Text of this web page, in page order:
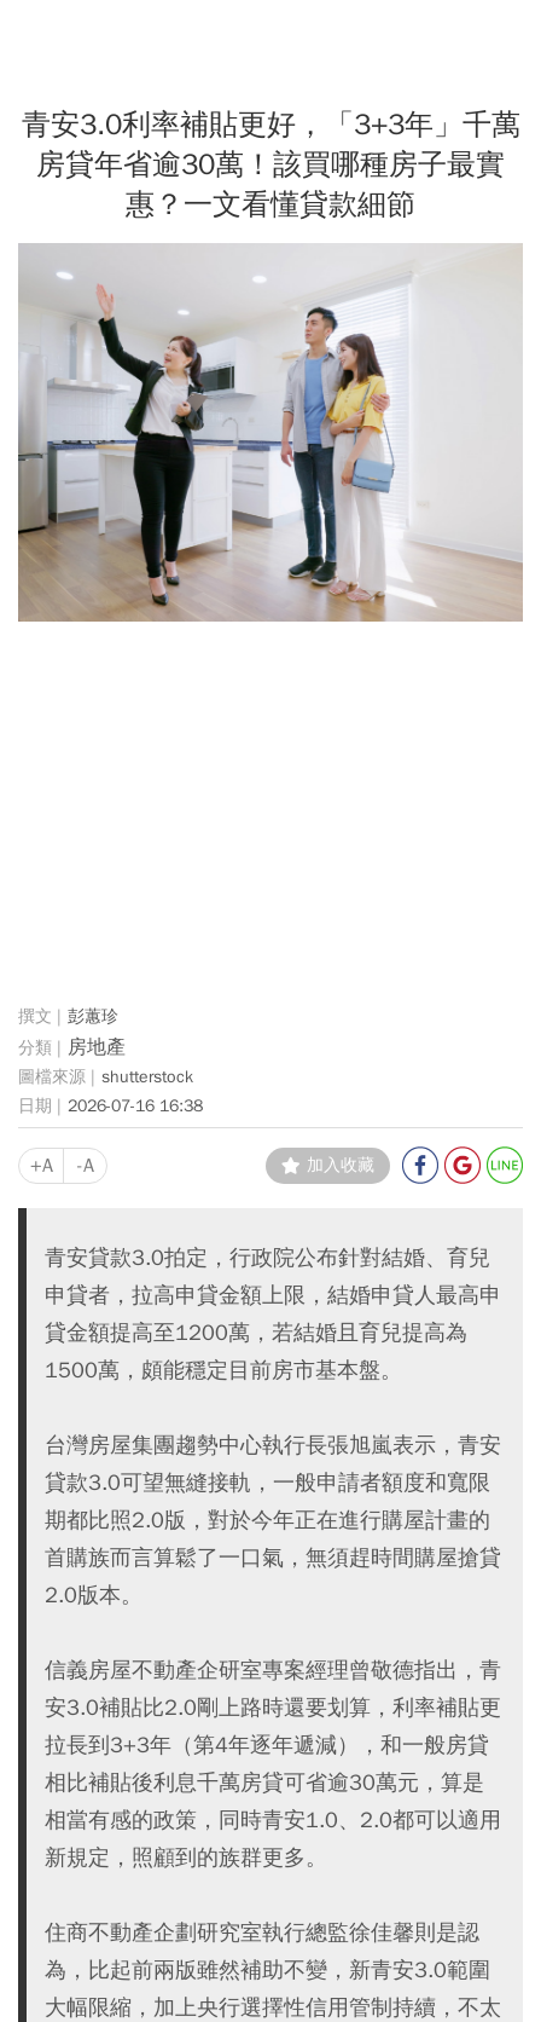
青安3.0利率補貼更好，「3+3年」千萬
房貸年省逾30萬！該買哪種房子最實
惠？一文看懂貸款細節
彭蕙珍
房地產
shutterstock
2026-07-16 16:38
+A -A 加入收藏
青安貸款3.0拍定，行政院公布針對結婚、育兒
申貸者，拉高申貸金額上限，結婚申貸人最高申
貸金額提高至1200萬，若結婚且育兒提高為
1500萬，頗能穩定目前房市基本盤。
台灣房屋集團趨勢中心執行長張旭嵐表示，青安
貸款3.0可望無縫接軌，一般申請者額度和寬限
期都比照2.0版，對於今年正在進行購屋計畫的
首購族而言算鬆了一口氣，無須趕時間購屋搶貸
2.0版本。
信義房屋不動產企研室專案經理曾敬德指出，青
安3.0補貼比2.0剛上路時還要划算，利率補貼更
拉長到3+3年（第4年逐年遞減），和一般房貸
相比補貼後利息千萬房貸可省逾30萬元，算是
相當有感的政策，同時青安1.0、2.0都可以適用
新規定，照顧到的族群更多。
住商不動產企劃研究室執行總監徐佳馨則是認
為，比起前兩版雖然補助不變，新青安3.0範圍
大幅限縮，加上央行選擇性信用管制持續，不太